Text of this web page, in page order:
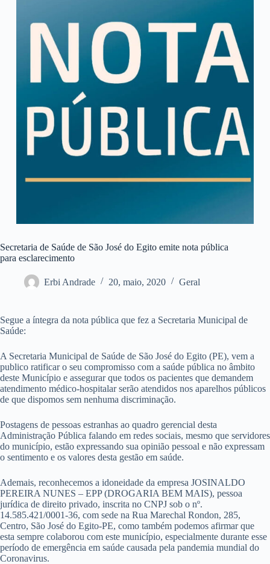
Secretaria de Saúde de São José do Egito emite nota pública
para esclarecimento
Erbi Andrade 20, maio, 2020 Geral
Segue a íntegra da nota pública que fez a Secretaria Municipal de
Saúde:
A Secretaria Municipal de Saúde de São José do Egito (PE), vem a
publico ratificar o seu compromisso com a saúde pública no âmbito
deste Município e assegurar que todos os pacientes que demandem
atendimento médico-hospitalar serão atendidos nos aparelhos públicos
de que dispomos sem nenhuma discriminação.
Postagens de pessoas estranhas ao quadro gerencial desta
Administração Pública falando em redes sociais, mesmo que servidores
do município, estão expressando sua opinião pessoal e não expressam
o sentimento e os valores desta gestão em saúde.
Ademais, reconhecemos a idoneidade da empresa JOSINALDO
PEREIRA NUNES – EPP (DROGARIA BEM MAIS), pessoa
jurídica de direito privado, inscrita no CNPJ sob o nº.
14.585.421/0001-36, com sede na Rua Marechal Rondon, 285,
Centro, São José do Egito-PE, como também podemos afirmar que
esta sempre colaborou com este município, especialmente durante esse
período de emergência em saúde causada pela pandemia mundial do
Coronavirus.